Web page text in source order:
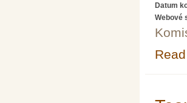
Datum
Webové